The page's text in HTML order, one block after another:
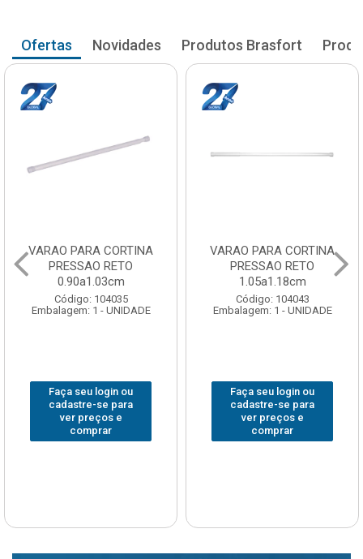
Ofertas Novidades Produtos Brasfort
VARAO PARA CORTINA
PRESSAO RETO
0.90a1.03cm
Código: 104035
Embalagem: 1 - UNIDADE
Faça seu login ou
cadastre-se para
ver preços e
comprar
VARAO PARA CORTINA
PRESSAO RETO
1.05a1.18cm
Código: 104043
Embalagem: 1 - UNIDADE
Faça seu login ou
cadastre-se para
ver preços e
comprar